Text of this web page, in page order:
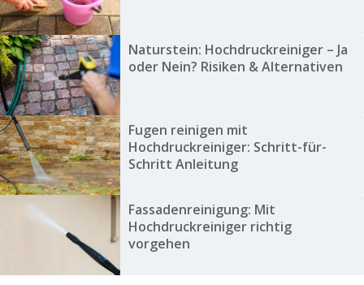
Naturstein: Hochdruckreiniger – Ja
oder Nein? Risiken & Alternativen
Fugen reinigen mit
Hochdruckreiniger: Schritt-für-
Schritt Anleitung
Fassadenreinigung: Mit
Hochdruckreiniger richtig
vorgehen